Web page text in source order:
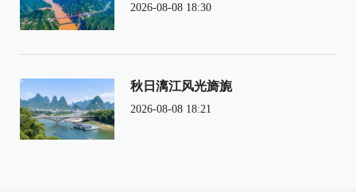
2026-08-08 18:30
秋日漓江风光旖旎
2026-08-08 18:21